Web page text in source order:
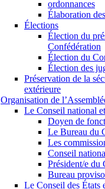
ordonnances
Élaboration
Élections
Élection du
Confédération
Élection du
Élection des
Préservation de la
extérieure
Organisation de
Le Conseil national
Doyen de
Le Bureau du
Les
Conseil
Président/e du
Bureau
Le Conseil des États